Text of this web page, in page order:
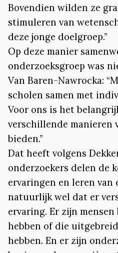
Bovendien wilden ze
stimuleren van
deze jonge doelgroep.”
Op deze manier
onderzoeksgroep was
Van Baren-Nawrocka:
scholen samen met
Voor ons is het
verschillende manieren
bieden.”
Dat heeft volgens
onderzoekers delen de
ervaringen en leren van
natuurlijk wel dat er
ervaring. Er zijn
hebben of die
hebben. En er zijn